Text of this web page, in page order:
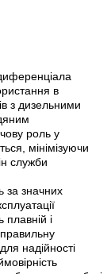
в
з дизельними
роль у
мінімізуючи
служби
за значних
плавній і
надійності